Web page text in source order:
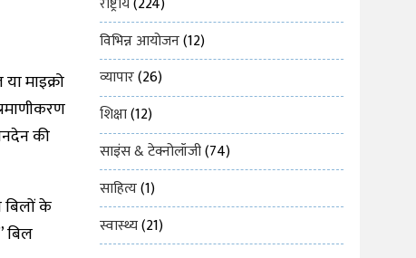
माइक्रो
की
बिलों के
बिल
विभिन्न आयोजन(12)
व्यापार(26)
शिक्षा(12)
साइंस & टेक्नोलॉजी(74)
साहित्य(1)
स्वास्थ्य(21)